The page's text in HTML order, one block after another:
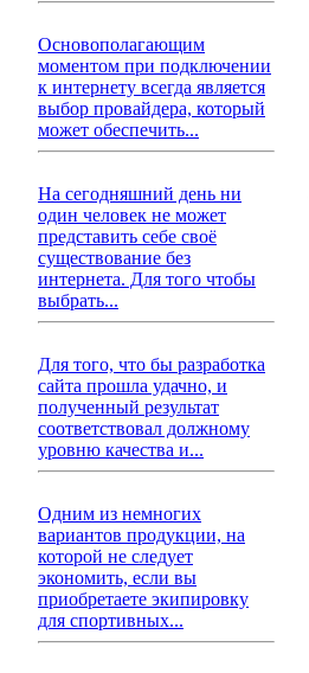
Основополагающим
моментом при подключении
к интернету всегда является
выбор провайдера, который
может обеспечить...
На сегодняшний день ни
один человек не может
представить себе своё
существование без
интернета. Для того чтобы
выбрать...
Для того, что бы разработка
сайта прошла удачно, и
полученный результат
соответствовал должному
уровню качества и...
Одним из немногих
вариантов продукции, на
которой не следует
экономить, если вы
приобретаете экипировку
для спортивных...